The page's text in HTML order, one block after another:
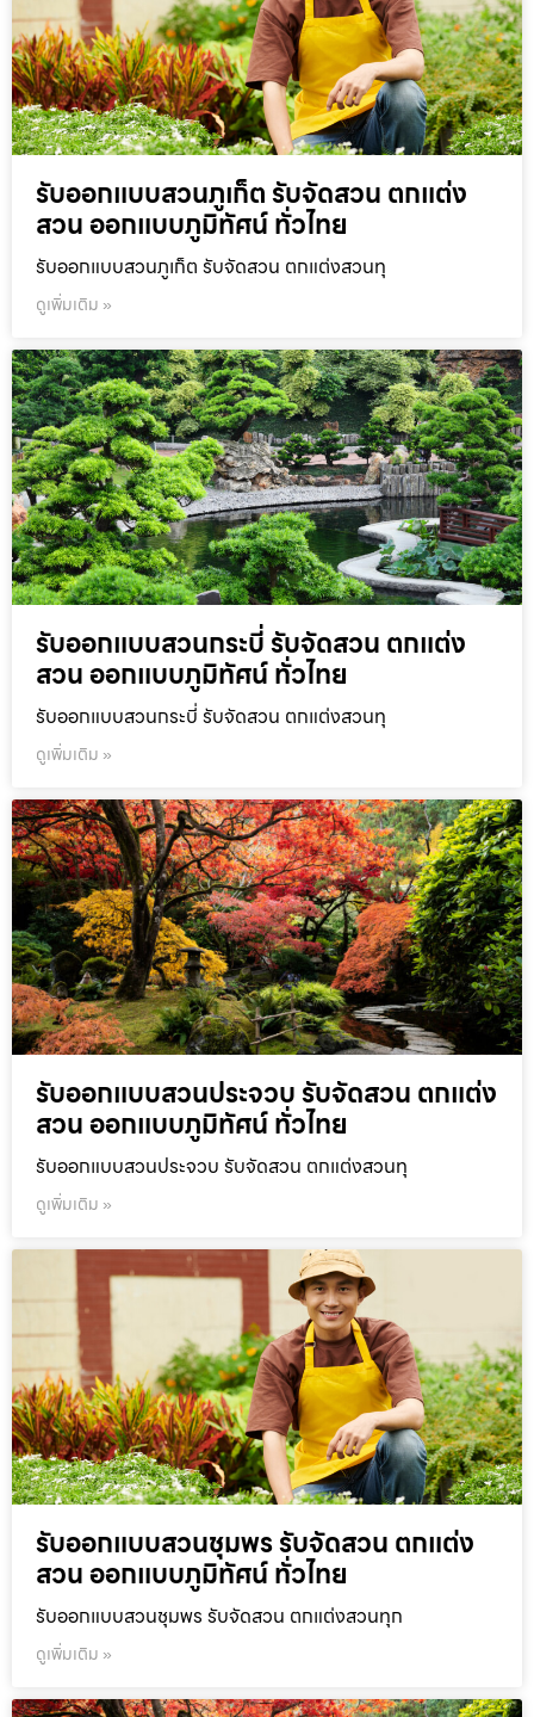
รับออกแบบสวนภูเก็ต รับจัดสวน ตกแต่ง
สวน ออกแบบภูมิทัศน์ ทั่วไทย
รับออกแบบสวนภูเก็ต รับจัดสวน ตกแต่งสวนทุ
ดูเพิ่มเติม »
รับออกแบบสวนกระบี่ รับจัดสวน ตกแต่ง
สวน ออกแบบภูมิทัศน์ ทั่วไทย
รับออกแบบสวนกระบี่ รับจัดสวน ตกแต่งสวนทุ
ดูเพิ่มเติม »
รับออกแบบสวนประจวบ รับจัดสวน ตกแต่ง
สวน ออกแบบภูมิทัศน์ ทั่วไทย
รับออกแบบสวนประจวบ รับจัดสวน ตกแต่งสวนทุ
ดูเพิ่มเติม »
รับออกแบบสวนชุมพร รับจัดสวน ตกแต่ง
สวน ออกแบบภูมิทัศน์ ทั่วไทย
รับออกแบบสวนชุมพร รับจัดสวน ตกแต่งสวนทุก
ดูเพิ่มเติม »